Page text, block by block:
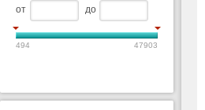
от до
494 47903